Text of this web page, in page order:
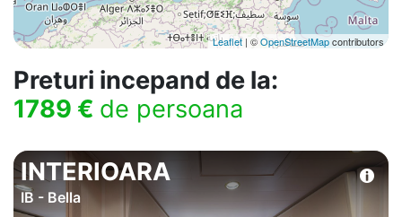
Leaflet | ©OpenStreetMapcontributors
Preturi incepand de la:
1789 € de persoana
INTERIOARA
IB - Bella